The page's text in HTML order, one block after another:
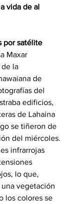
vida de al
por satélite
Maxar
la
de
del
edificios,
de Lahaina
se tiñeron de
del miércoles.
infrarrojas
lo que,
vegetación
los colores se